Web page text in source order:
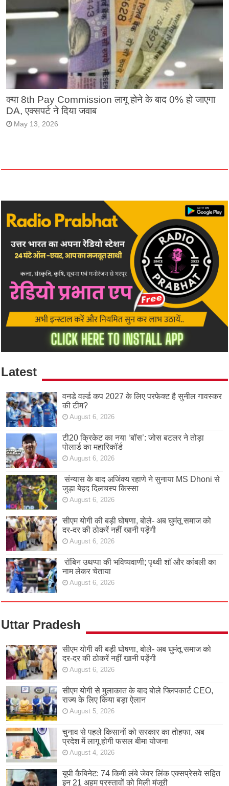
क्या 8th Pay Commission लागू होने के बाद 0% हो जाएगा
DA, एक्सपर्ट ने दिया जवाब
May 13, 2026
Latest
वनडे वर्ल्ड कप 2027 के लिए परफेक्ट है सुनील गावस्कर
की टीम?
August 6, 2026
टी20 क्रिकेट का नया ‘बॉस’: जोस बटलर ने तोड़ा
पोलार्ड का महारिकॉर्ड
August 6, 2026
संन्यास के बाद अजिंक्‍य रहाणे ने सुनाया MS Dhoni से
जुड़ा बेहद दिलचस्प किस्सा
August 6, 2026
सीएम योगी की बड़ी घोषणा, बोले- अब घुमंतू समाज को
दर-दर की ठोकरें नहीं खानी पड़ेंगी
August 6, 2026
रॉबिन उथप्पा की भविष्यवाणी; पृथ्वी शॉ और कांबली का
नाम लेकर चेताया
August 6, 2026
Uttar Pradesh
सीएम योगी की बड़ी घोषणा, बोले- अब घुमंतू समाज को
दर-दर की ठोकरें नहीं खानी पड़ेंगी
August 6, 2026
सीएम योगी से मुलाकात के बाद बोले फ्लिपकार्ट CEO,
राज्य के लिए किया बड़ा ऐलान
August 5, 2026
चुनाव से पहले किसानों को सरकार का तोहफा, अब
प्रदेश में लागू होगी फसल बीमा योजना
August 4, 2026
यूपी कैबिनेट: 74 किमी लंबे जेवर लिंक एक्सप्रेसवे सहित
इन 21 अहम प्रस्तावों को मिली मंजूरी